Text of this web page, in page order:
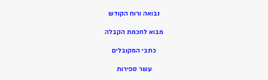
נבואה ורוח הקודש
מבוא לחכמת הקבלה
כתבי המקובלים
עשר ספירות